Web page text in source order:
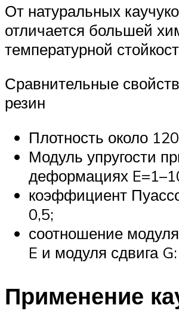
От натуральных
отличается большей
температурной
Сравнительные
резин
Плотность около
Модуль упругости
деформациях
коэффициент
0,5;
соотношение модуля
E и модуля сдвига
Применение